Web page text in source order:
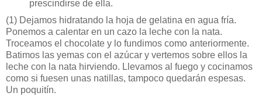
prescindirse de ella.
(1) Dejamos hidratando la hoja de gelatina en agua fría.
Ponemos a calentar en un cazo la leche con la nata.
Troceamos el chocolate y lo fundimos como anteriormente.
Batimos las yemas con el azúcar y vertemos sobre ellos la
leche con la nata hirviendo. Llevamos al fuego y cocinamos
como si fuesen unas natillas, tampoco quedarán espesas.
Un poquitín.